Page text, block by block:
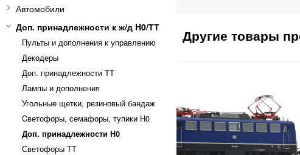
Автомобили
Доп. принадлежности к ж/д H0/ТТ
Пульты и дополнения к управлению
Декодеры
Доп. принадлежности ТТ
Лампы и дополнения
Угольные щетки, резиновый бандаж
Cветофоры, семафоры, тупики Н0
Доп. принадлежности H0
Светофоры TT